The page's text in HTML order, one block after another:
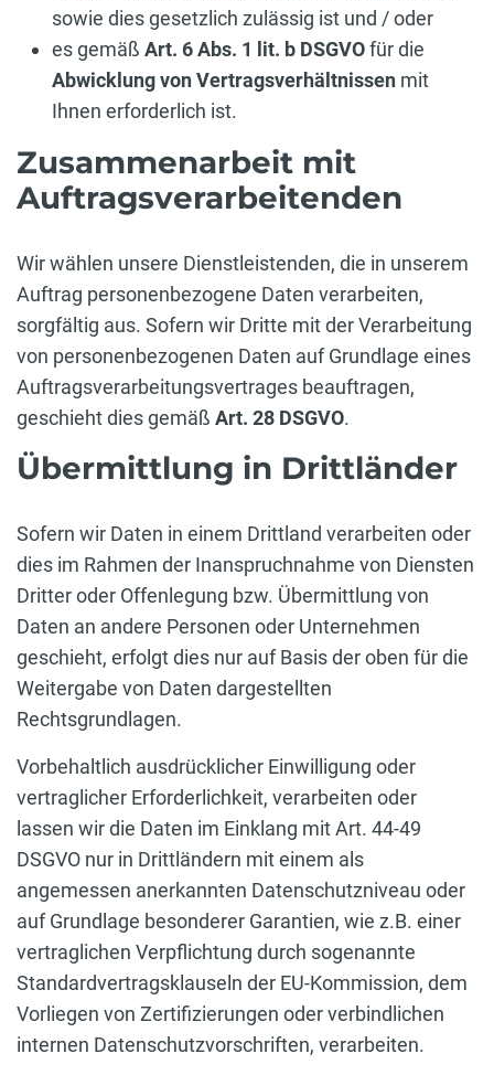
sowie dies gesetzlich zulässig ist und / oder
es gemäß Art. 6 Abs. 1 lit. b DSGVOfür die
Abwicklung von Vertragsverhältnissen mit
Ihnen erforderlich ist.
Zusammenarbeit mit
Auftragsverarbeitenden
Wir wählen unsere Dienstleistenden, die in unserem
Auftrag personenbezogene Daten verarbeiten,
sorgfältig aus. Sofern wir Dritte mit der Verarbeitung
von personenbezogenen Daten auf Grundlage eines
Auftragsverarbeitungsvertrages beauftragen,
geschieht dies gemäß Art. 28 DSGVO.
Übermittlung in Drittländer
Sofern wir Daten in einem Drittland verarbeiten oder
dies im Rahmen der Inanspruchnahme von Diensten
Dritter oder Offenlegung bzw. Übermittlung von
Daten an andere Personen oder Unternehmen
geschieht, erfolgt dies nur auf Basis der oben für die
Weitergabe von Daten dargestellten
Rechtsgrundlagen.
Vorbehaltlich ausdrücklicher Einwilligung oder
vertraglicher Erforderlichkeit, verarbeiten oder
lassen wir die Daten im Einklang mit Art. 44-49
DSGVO nur in Drittländern mit einem als
angemessen anerkannten Datenschutzniveau oder
auf Grundlage besonderer Garantien, wie z.B. einer
vertraglichen Verpflichtung durch sogenannte
Standardvertragsklauseln der EU-Kommission, dem
Vorliegen von Zertifizierungen oder verbindlichen
internen Datenschutzvorschriften, verarbeiten.